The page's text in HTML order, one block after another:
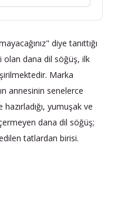
diye tanıttığı
olan dana dil söğüş, ilk
Marka
annesinin senelerce
yumuşak ve
dana dil söğüş;
tatlardan birisi.